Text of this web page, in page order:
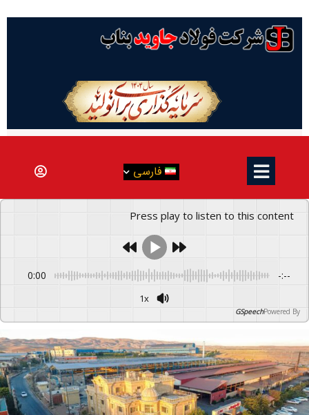
فارسی
Press play to listen to this content
0:00 -:--
1x
Powered
GSpeech